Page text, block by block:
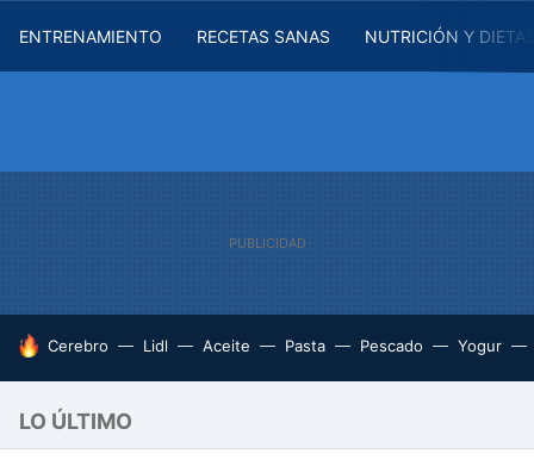
ENTRENAMIENTO RECETAS SANAS NUTRICIÓN Y
HOY SE HABLA DE
Cerebro Lidl Aceite Pasta Pescado Yogur
LO ÚLTIMO